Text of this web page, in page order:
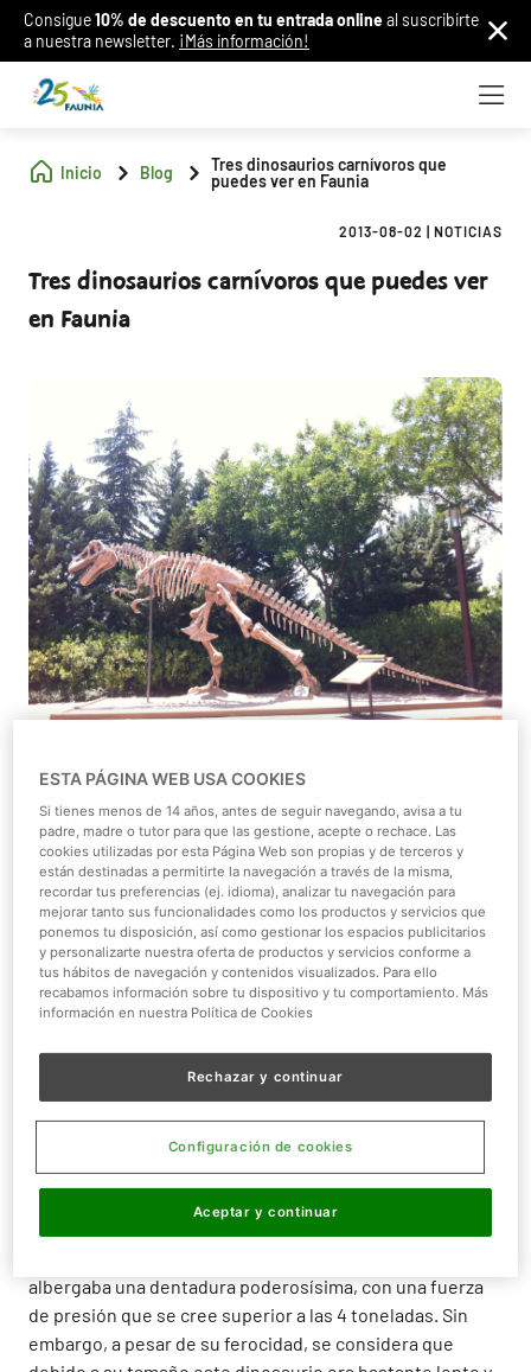
Consigue10% de descuento en tu entrada onlineal suscribirte
a nuestra newsletter. ¡Más información!
Inicio Blog
Tres dinosaurios carnívoros que
puedes ver en Faunia
2013-08-02 NOTICIAS
Tres dinosaurios carnívoros que puedes ver
en Faunia
Ni el león, ni el oso polar, ni el cocodrilo, ni el tiburón...
Ninguno de los animales carnívoros que conviven
actualmente en nuestro planeta podría hacerle frente a
los depredadores de hace miles de años, los dinosaurios.
De un tamaño descomunal, gruesas pieles, mandíbulas y
garras letales, estos seres prehistóricos podrían haber
sido los amos del planeta de no haberse extinguido. En el
Cañón de los Dinosaurioshemos seleccionado a algunos
de los habitantes más representativos de esa Era para
seres, ¡y a tamaño real! Para preparar la visita, te
mostramos tres
encontrar en Faunia.
Tyranosaurio:Con sus casi 14 metros de largo y 6 de alto,
albergaba una dentadura poderosísima, con una fuerza
de presión que se cree superior a las 4 toneladas. Sin
embargo, a pesar de su ferocidad, se considera que
ESTA PÁGINA WEB USA COOKIES
Si tienes menos de 14 años, antes de seguir navegando, avisa a tu
padre, madre o tutor para que las gestione, acepte o rechace. Las
cookies utilizadas por esta Página Web son propias y de terceros y
están destinadas a permitirte la navegación a través de la misma,
recordar tus preferencias (ej. idioma), analizar tu navegación para
mejorar tanto sus funcionalidades como los productos y servicios que
ponemos tu disposición, así como gestionar los espacios publicitarios
y personalizarte nuestra oferta de productos y servicios conforme a
tus hábitos de navegación y contenidos visualizados. Para ello
recabamos información sobre tu dispositivo y tu comportamiento. Más
información en nuestra Política de Cookies
Rechazar y continuar
Aceptar y continuar
Configuración de cookies